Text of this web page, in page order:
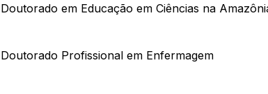
Doutorado em Educação em Ciências na
Doutorado Profissional em Enfermagem